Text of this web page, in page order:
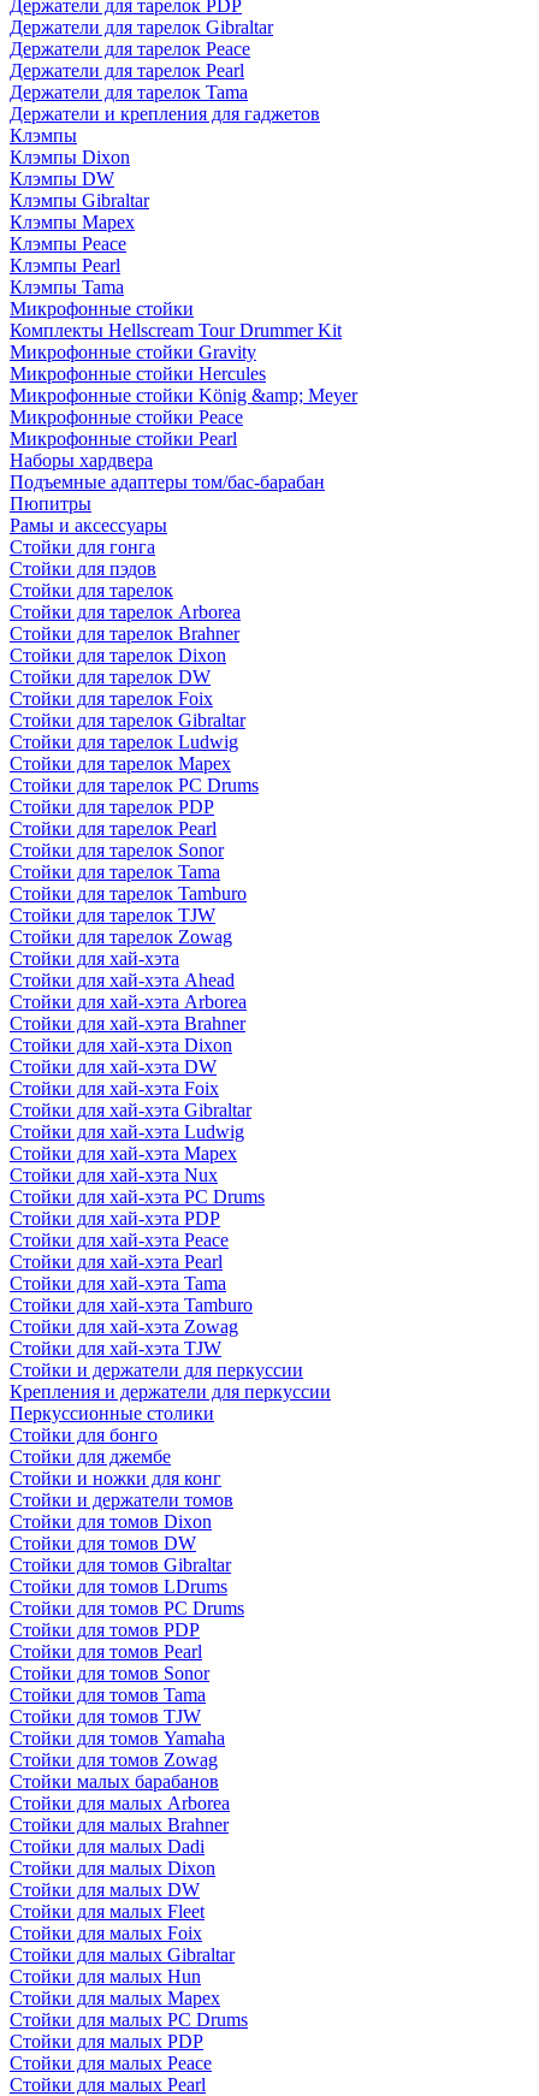
Держатели для тарелок PDP
Держатели для тарелок Gibraltar
Держатели для тарелок Peace
Держатели для тарелок Pearl
Держатели для тарелок Tama
Держатели и крепления для гаджетов
Клэмпы
Клэмпы Dixon
Клэмпы DW
Клэмпы Gibraltar
Клэмпы Mapex
Клэмпы Peace
Клэмпы Pearl
Клэмпы Tama
Микрофонные стойки
Комплекты Hellscream Tour Drummer Kit
Микрофонные стойки Gravity
Микрофонные стойки Hercules
Микрофонные стойки König &amp; Meyer
Микрофонные стойки Peace
Микрофонные стойки Pearl
Наборы хардвера
Подъемные адаптеры том/бас-барабан
Пюпитры
Рамы и аксессуары
Стойки для гонга
Стойки для пэдов
Стойки для тарелок
Стойки для тарелок Arborea
Стойки для тарелок Brahner
Стойки для тарелок Dixon
Стойки для тарелок DW
Стойки для тарелок Foix
Стойки для тарелок Gibraltar
Стойки для тарелок Ludwig
Стойки для тарелок Mapex
Стойки для тарелок PC Drums
Стойки для тарелок PDP
Стойки для тарелок Pearl
Стойки для тарелок Sonor
Стойки для тарелок Tama
Стойки для тарелок Tamburo
Стойки для тарелок TJW
Стойки для тарелок Zowag
Стойки для хай-хэта
Стойки для хай-хэта Ahead
Стойки для хай-хэта Arborea
Стойки для хай-хэта Brahner
Стойки для хай-хэта Dixon
Стойки для хай-хэта DW
Стойки для хай-хэта Foix
Стойки для хай-хэта Gibraltar
Стойки для хай-хэта Ludwig
Стойки для хай-хэта Mapex
Стойки для хай-хэта Nux
Стойки для хай-хэта PC Drums
Стойки для хай-хэта PDP
Стойки для хай-хэта Peace
Стойки для хай-хэта Pearl
Стойки для хай-хэта Tama
Стойки для хай-хэта Tamburo
Стойки для хай-хэта Zowag
Стойки для хай-хэта TJW
Стойки и держатели для перкуссии
Крепления и держатели для перкуссии
Перкуссионные столики
Стойки для бонго
Стойки для джембе
Стойки и ножки для конг
Стойки и держатели томов
Стойки для томов Dixon
Стойки для томов DW
Стойки для томов Gibraltar
Стойки для томов LDrums
Стойки для томов PC Drums
Стойки для томов PDP
Стойки для томов Pearl
Стойки для томов Sonor
Стойки для томов Tama
Стойки для томов TJW
Стойки для томов Yamaha
Стойки для томов Zowag
Стойки малых барабанов
Стойки для малых Arborea
Стойки для малых Brahner
Стойки для малых Dadi
Стойки для малых Dixon
Стойки для малых DW
Стойки для малых Fleet
Стойки для малых Foix
Стойки для малых Gibraltar
Стойки для малых Hun
Стойки для малых Mapex
Стойки для малых PC Drums
Стойки для малых PDP
Стойки для малых Peace
Стойки для малых Pearl